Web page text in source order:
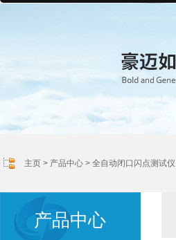
主页 > 产品中心 > 全自动闭口闪点测试仪
产品中心